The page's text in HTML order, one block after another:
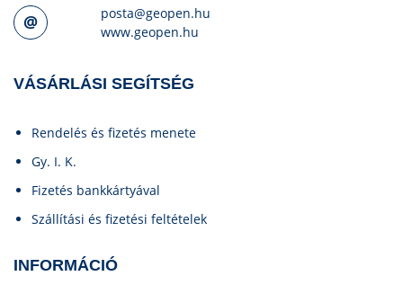
posta@geopen.hu
www.geopen.hu
VÁSÁRLÁSI SEGÍTSÉG
Rendelés és fizetés menete
Gy. I. K.
Fizetés bankkártyával
Szállítási és fizetési feltételek
INFORMÁCIÓ